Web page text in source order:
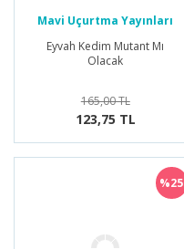
Mavi Uçurtma Yayınları
Eyvah Kedim Mutant Mı
Olacak
165,00 TL
123,75 TL
%25